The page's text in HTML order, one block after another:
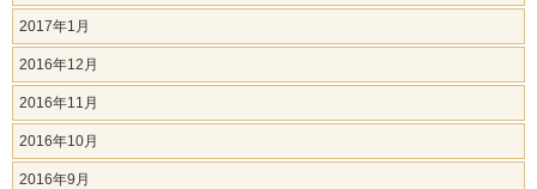
2017年1月
2016年12月
2016年11月
2016年10月
2016年9月